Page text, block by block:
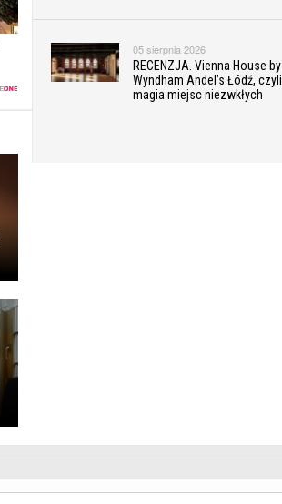
05 sierpnia 2026
RECENZJA. Vienna House by
Wyndham Andel’s Łódź, czyli
magia miejsc niezwkłych